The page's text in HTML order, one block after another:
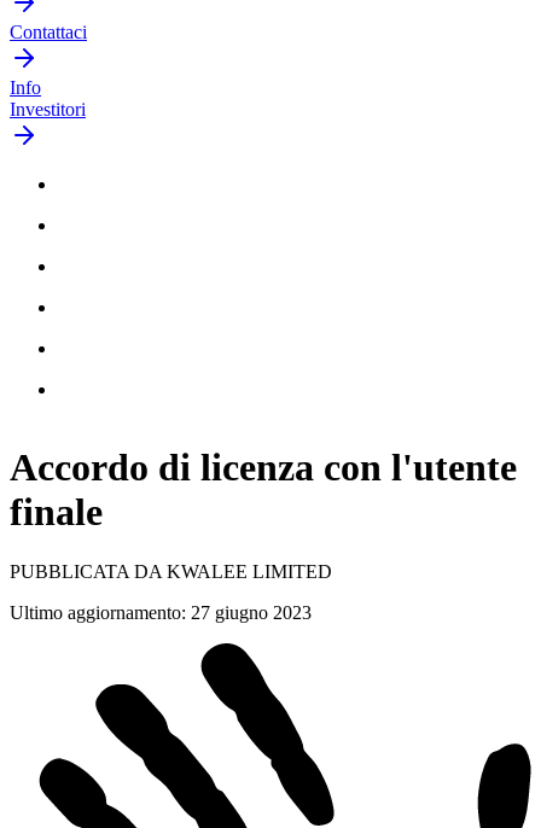
Contattaci
Info
Investitori
Accordo di licenza con l'utente
finale
PUBBLICATA DA KWALEE LIMITED
Ultimo aggiornamento: 27 giugno 2023